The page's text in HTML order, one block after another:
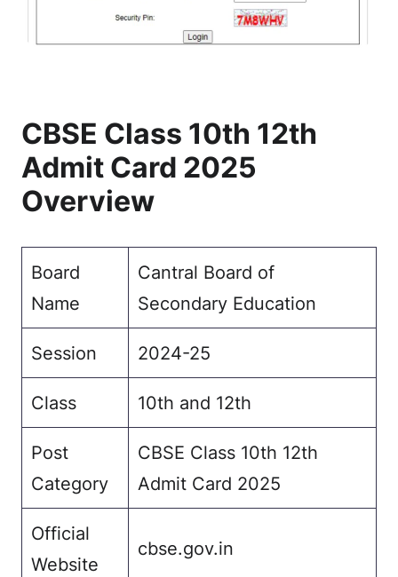
CBSE Class 10th 12th
Admit Card 2025
Overview
Board
Name
Cantral Board of
Secondary Education
Session 2024-25
Class 10th and 12th
Post
Category
CBSE Class 10th 12th
Admit Card 2025
Official
Website
cbse.gov.in